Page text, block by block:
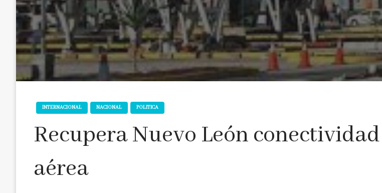
INTERNACIONAL NACIONAL POLITICA
Recupera Nuevo León conectividad
aérea